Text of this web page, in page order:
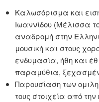
Καλωσόρισμα και
Ιωαννίδου (Μέλισσα
αναδρομή στην
μουσική και στους
ενδυμασία, ήθη και
παραμύθια,
Παρουσίαση των
τους στοιχεία από